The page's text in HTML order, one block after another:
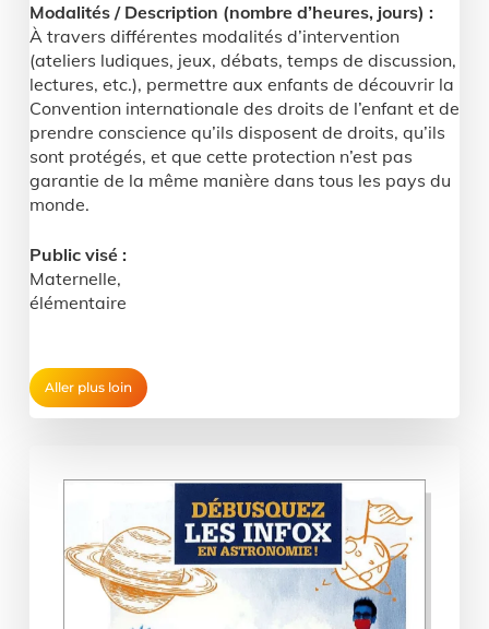
Modalités / Description (nombre d’heures, jours) :
À travers différentes modalités d’intervention
(ateliers ludiques, jeux, débats, temps de discussion,
lectures, etc.), permettre aux enfants de découvrir la
Convention internationale des droits de l’enfant et de
prendre conscience qu’ils disposent de droits, qu’ils
sont protégés, et que cette protection n’est pas
garantie de la même manière dans tous les pays du
monde.
Public visé :
Maternelle,
élémentaire
Aller plus loin